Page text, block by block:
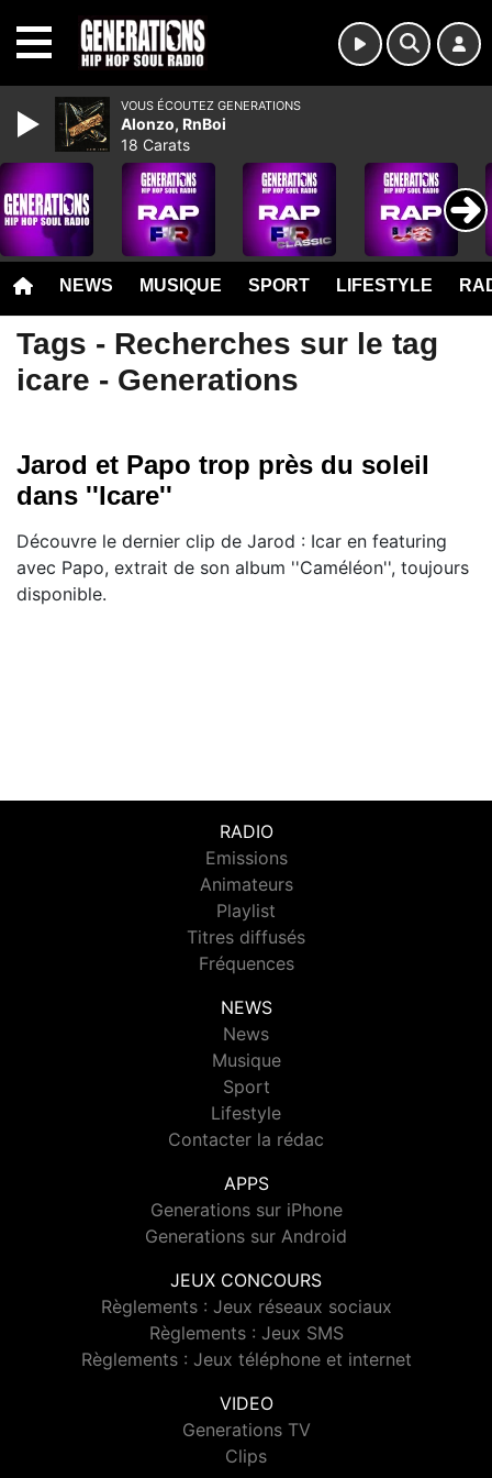
NEWS MUSIQUE SPORT LIFESTYLE
Tags - Recherches sur le tag
icare - Generations
Jarod et Papo trop près du soleil
dans ''Icare''
Découvre le dernier clip de Jarod : Icar en featuring
avec Papo, extrait de son album ''Caméléon'', toujours
disponible.
RADIO
Emissions
Animateurs
Playlist
Titres diffusés
Fréquences
NEWS
News
Musique
Sport
Lifestyle
Contacter la rédac
APPS
Generations sur iPhone
Generations sur Android
JEUX CONCOURS
Règlements : Jeux réseaux sociaux
Règlements : Jeux SMS
Règlements : Jeux téléphone et internet
VIDEO
Generations TV
Clips
VOUS ÉCOUTEZ GENERATIONS
Alonzo, RnBoi
18 Carats